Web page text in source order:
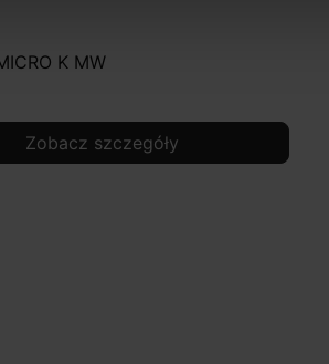
K MW
Zobacz szczegóły